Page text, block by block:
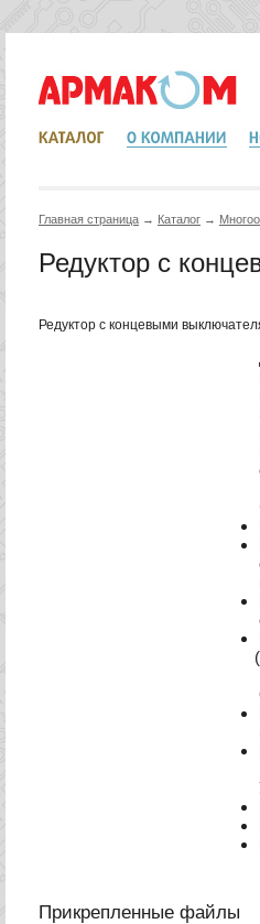
Главная страница → Каталог →
Редуктор с
Редуктор с концевыми
(
Прикрепленные файлы